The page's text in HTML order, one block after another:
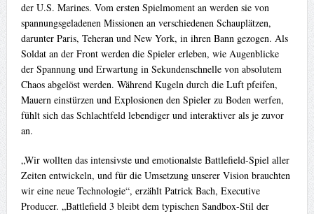
der U.S. Marines. Vom ersten Spielmoment an werden sie von
spannungsgeladenen Missionen an verschiedenen Schauplätzen,
darunter Paris, Teheran und New York, in ihren Bann gezogen. Als
Soldat an der Front werden die Spieler erleben, wie Augenblicke
der Spannung und Erwartung in Sekundenschnelle von absolutem
Chaos abgelöst werden. Während Kugeln durch die Luft pfeifen,
Mauern einstürzen und Explosionen den Spieler zu Boden werfen,
fühlt sich das Schlachtfeld lebendiger und interaktiver als je zuvor
an.
„Wir wollten das intensivste und emotionalste Battlefield-Spiel aller
Zeiten entwickeln, und für die Umsetzung unserer Vision brauchten
wir eine neue Technologie“, erzählt Patrick Bach, Executive
Producer. „Battlefield 3 bleibt dem typischen Sandbox-Stil der